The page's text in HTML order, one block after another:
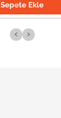
Sepete Ekle
‹ ›